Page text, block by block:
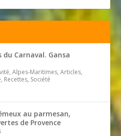
du Carnaval. Gansa
Alpes-Maritimes, Articles,
Recettes, Société
au parmesan,
de Provence